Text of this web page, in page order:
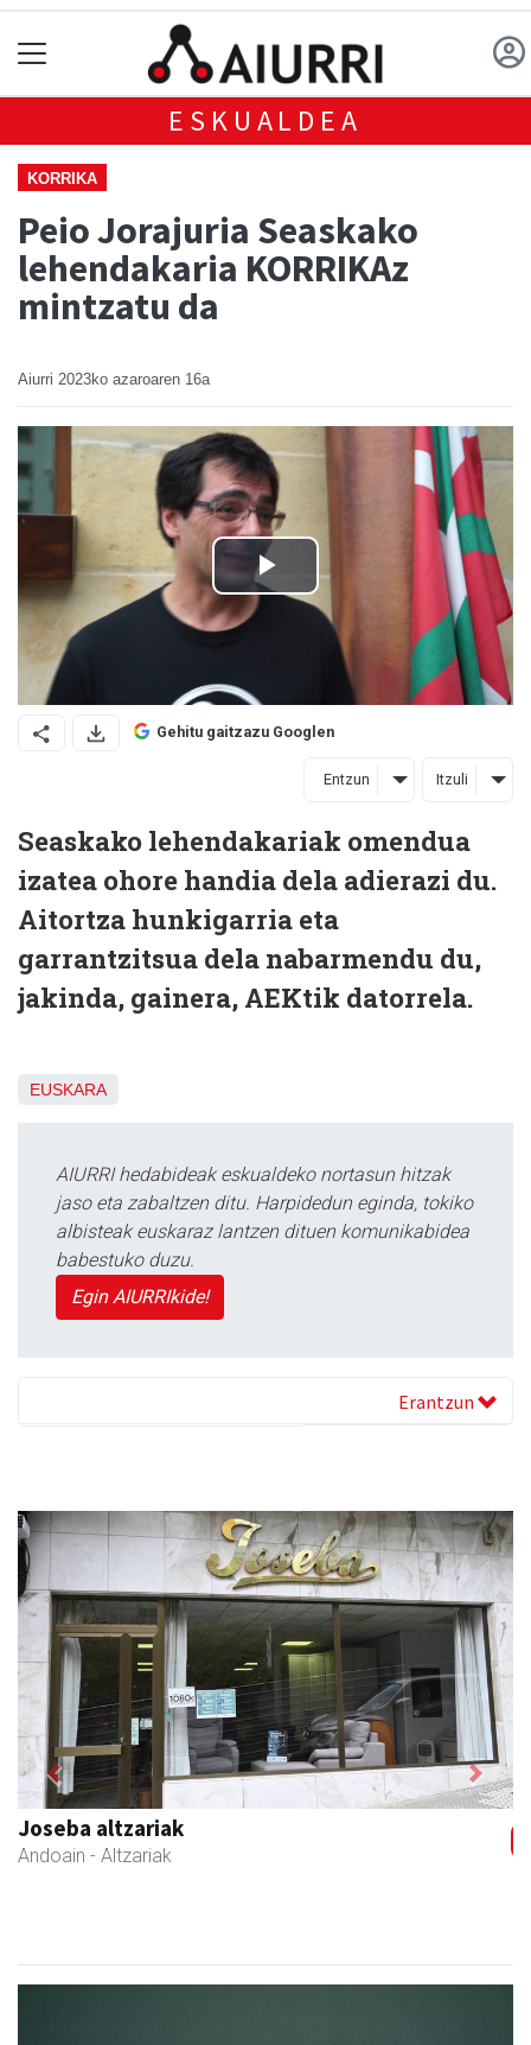
ESKUALDEA
KORRIKA
Peio Jorajuria Seaskako
lehendakaria KORRIKAz
mintzatu da
Aiurri 2023ko azaroaren 16a
Gehitu gaitzazu Googlen
Entzun Itzuli
Seaskako lehendakariak omendua
izatea ohore handia dela adierazi du.
Aitortza hunkigarria eta
garrantzitsua dela nabarmendu du,
jakinda, gainera, AEKtik datorrela.
EUSKARA
AIURRI hedabideak eskualdeko nortasun hitzak
jaso eta zabaltzen ditu. Harpidedun eginda, tokiko
albisteak euskaraz lantzen dituen komunikabidea
babestuko duzu.
Egin AIURRIkide!
Erantzun
Ondarreta Ikastetxea
Andoain - Hezkuntza
Previous Next